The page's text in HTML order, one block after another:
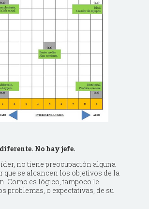
No hay jefe.
no tiene preocupación alguna
que se alcancen los objetivos de la
Como es lógico, tampoco le
problemas, o expectativas, de su